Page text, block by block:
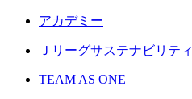
アカデミー
Ｊリーグサステナビリティ
TEAM AS ONE